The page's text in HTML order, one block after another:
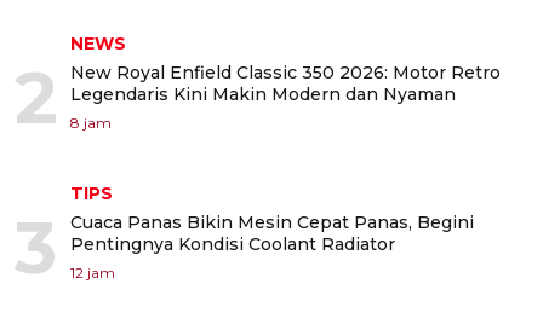
2
NEWS
New Royal Enfield Classic 350 2026: Motor Retro
Legendaris Kini Makin Modern dan Nyaman
8 jam
3
TIPS
Cuaca Panas Bikin Mesin Cepat Panas, Begini
Pentingnya Kondisi Coolant Radiator
12 jam